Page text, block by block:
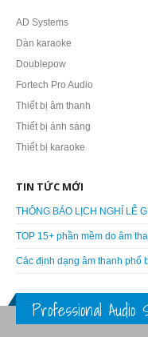
AD Systems
Dàn karaoke
Fortech Pro Audio
Thiết bị âm thanh
Thiết bị ánh sáng
TIN TỨC MỚI
THÔNG BÁO LỊCH NGHỈ LỄ